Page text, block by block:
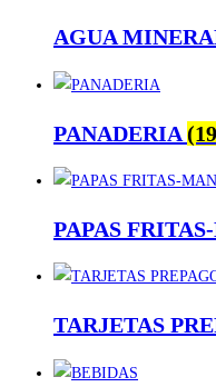
AGUA
PANADERIA
PAPAS
TARJETAS